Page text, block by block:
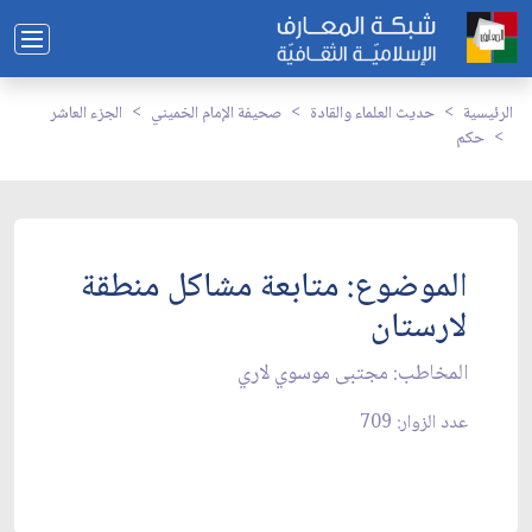
الرئيسية حديث العلماء والقادة صحيفة الإمام الخميني
الجزء العاشر
حكم
الموضوع: متابعة مشاكل منطقة
لارستان‏
المخاطب: مجتبى موسوي لاري‏
عدد الزوار: 709